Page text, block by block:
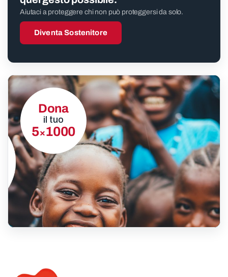
Aiutaci a proteggere chi non può proteggersi da solo.
Diventa Sostenitore
Dona
il tuo
5×1000